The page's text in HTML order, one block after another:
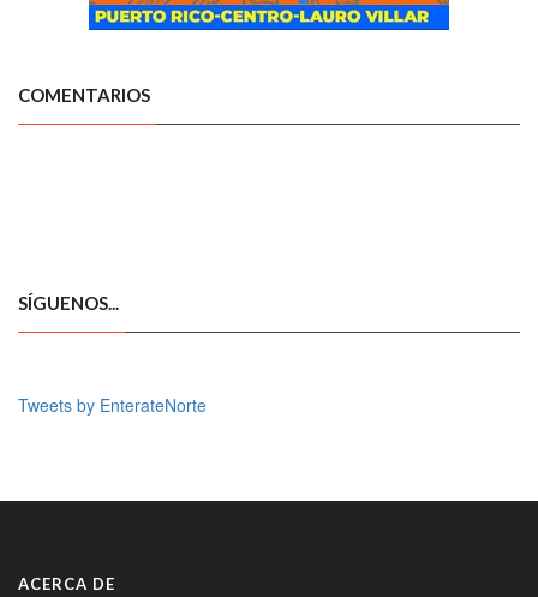
COMENTARIOS
SÍGUENOS...
Tweets by EnterateNorte
ACERCA DE